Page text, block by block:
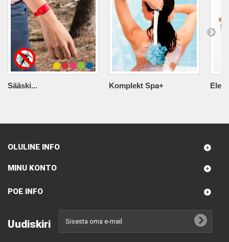
Sääski... Komplekt Spa+
OLULINE INFO
MINU KONTO
POE INFO
Uudiskiri